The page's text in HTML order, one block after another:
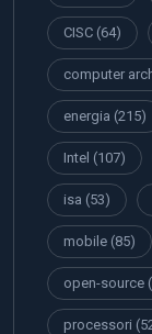
CISC (64)
computer
energia (215)
Intel (107)
isa (53)
mobile (85)
open-source
processori